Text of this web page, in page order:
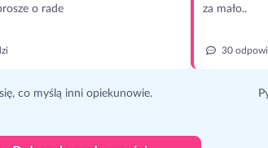
o rade
co myślą inni opiekunowie.
za mało..
30